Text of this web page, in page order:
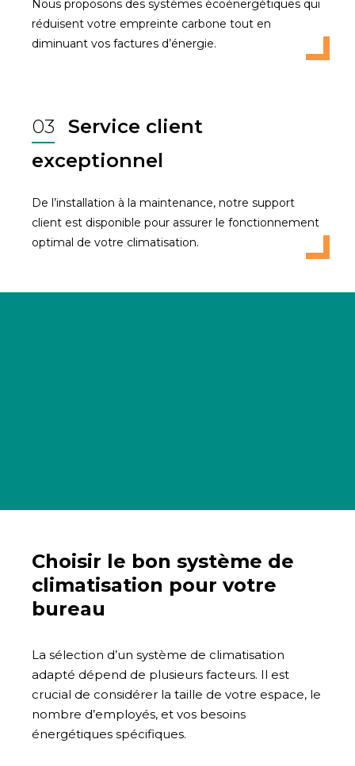
Nous proposons des systèmes écoénergétiques qui
réduisent votre empreinte carbone tout en
diminuant vos factures d’énergie.
03
Service client
exceptionnel
De l’installation à la maintenance, notre support
client est disponible pour assurer le fonctionnement
optimal de votre climatisation.
Choisir le bon système de
climatisation pour votre
bureau
La sélection d’un système de climatisation
adapté dépend de plusieurs facteurs. Il est
crucial de considérer la taille de votre espace, le
nombre d’employés, et vos besoins
énergétiques spécifiques.